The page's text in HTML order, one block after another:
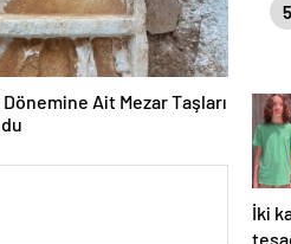
Dönemine Ait Mezar Taşları
5
İki